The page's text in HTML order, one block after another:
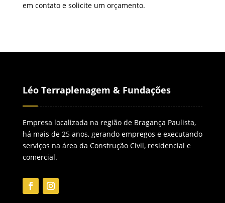
em contato e solicite um orçamento.
Léo Terraplenagem & Fundações
Empresa localizada na região de Bragança Paulista,
há mais de 25 anos, gerando empregos e executando
serviços na área da Construção Civil, residencial e
comercial.